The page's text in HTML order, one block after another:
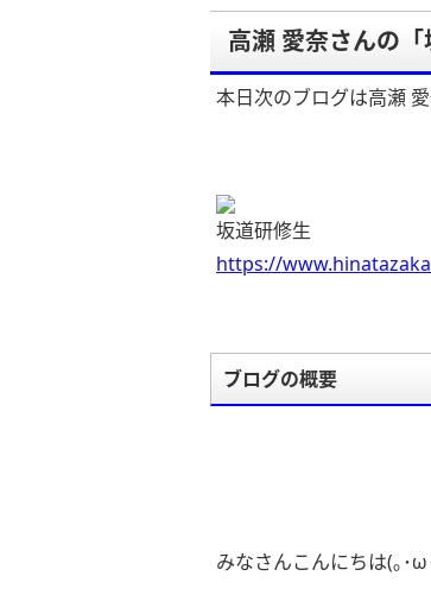
高瀬 愛奈さんの「
本日次のブログは高瀬 愛
坂道研修生
https://
ブログの概要
みなさんこんにちは(｡･ω